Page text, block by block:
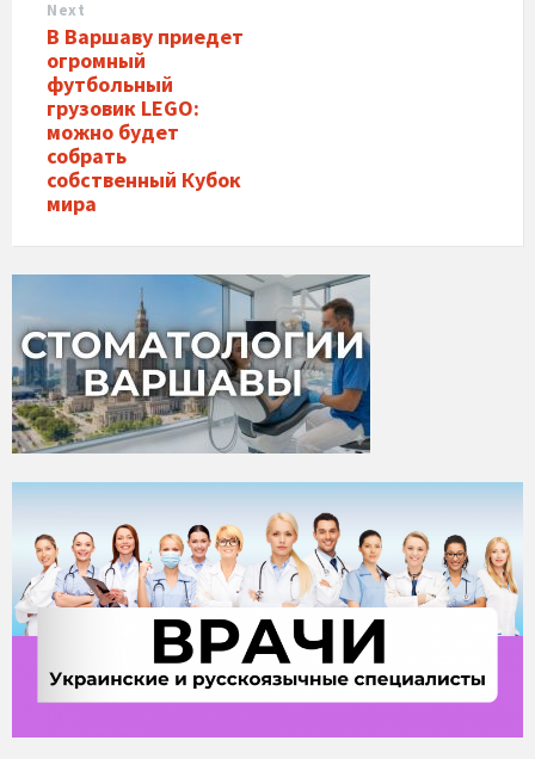
Next
В Варшаву приедет
огромный
футбольный
грузовик LEGO:
можно будет
собрать
собственный Кубок
мира